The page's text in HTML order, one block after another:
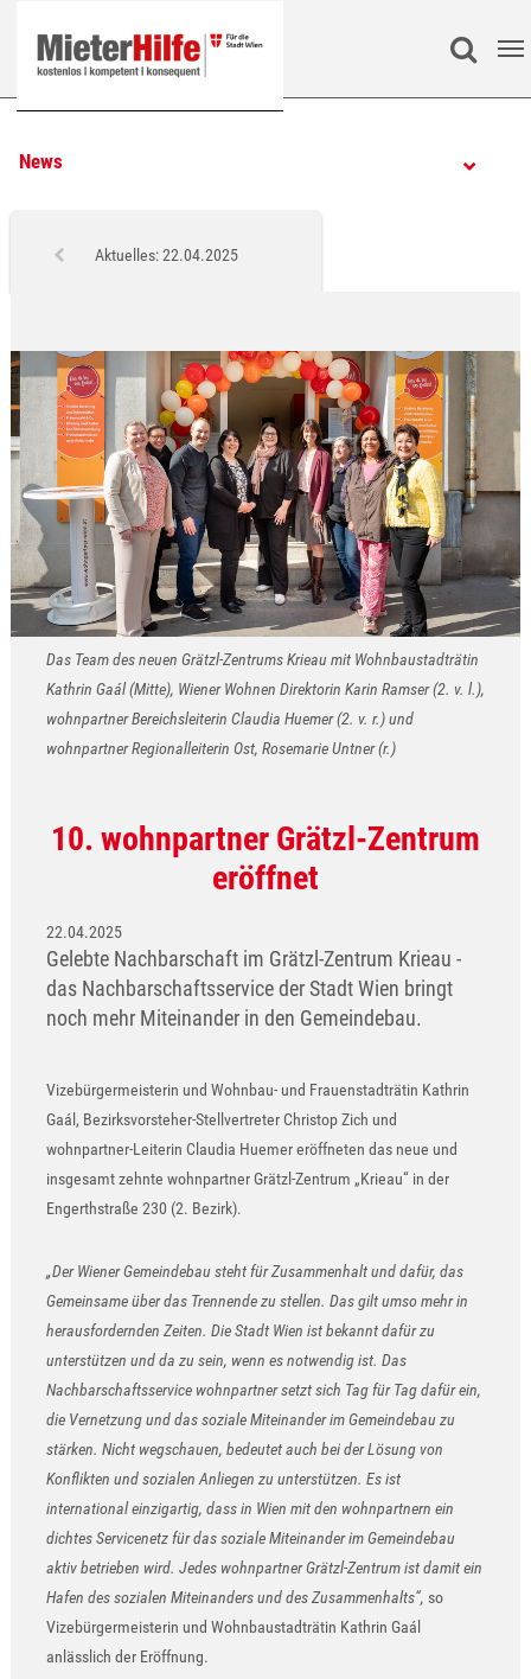
Search
News
Aktuelles: 22.04.2025
Das Team des neuen Grätzl-Zentrums Krieau mit Wohnbaustadträtin
Kathrin Gaál (Mitte), Wiener Wohnen Direktorin Karin Ramser (2. v. l.),
wohnpartner Bereichsleiterin Claudia Huemer (2. v. r.) und
wohnpartner Regionalleiterin Ost, Rosemarie Untner (r.)
10. wohnpartner Grätzl-Zentrum
eröffnet
22.04.2025
Gelebte Nachbarschaft im Grätzl-Zentrum Krieau -
das Nachbarschaftsservice der Stadt Wien bringt
noch mehr Miteinander in den Gemeindebau.
Vizebürgermeisterin und Wohnbau- und Frauenstadträtin Kathrin
Gaál, Bezirksvorsteher-Stellvertreter Christop Zich und
wohnpartner-Leiterin Claudia Huemer eröffneten das neue und
insgesamt zehnte wohnpartner Grätzl-Zentrum „Krieau“ in der
Engerthstraße 230 (2. Bezirk).
„Der Wiener Gemeindebau steht für Zusammenhalt und dafür, das
Gemeinsame über das Trennende zu stellen. Das gilt umso mehr in
herausfordernden Zeiten. Die Stadt Wien ist bekannt dafür zu
unterstützen und da zu sein, wenn es notwendig ist. Das
Nachbarschaftsservice wohnpartner setzt sich Tag für Tag dafür ein,
die Vernetzung und das soziale Miteinander im Gemeindebau zu
stärken. Nicht wegschauen, bedeutet auch bei der Lösung von
Konflikten und sozialen Anliegen zu unterstützen. Es ist
international einzigartig, dass in Wien mit den wohnpartnern ein
dichtes Servicenetz für das soziale Miteinander im Gemeindebau
aktiv betrieben wird. Jedes wohnpartner Grätzl-Zentrum ist damit ein
Hafen des sozialen Miteinanders und des Zusammenhalts“, so
Vizebürgermeisterin und Wohnbaustadträtin Kathrin Gaál
anlässlich der Eröffnung.